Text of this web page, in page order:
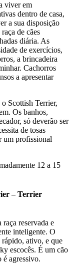
viver em
dentro de casa,
a sua disposição
de cães
diária. As
de exercícios,
a brincadeira
Cachorros
a apresentar
Scottish Terrier,
Os banhos,
só deverão ser
de tosas
um profissional
12 a 15
– Terrier
raça reservada e
inteligente. O
ativo, e que
escocês. É um cão
é agressivo.